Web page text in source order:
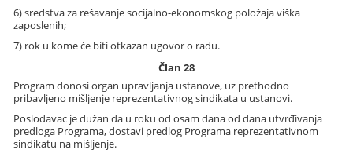
6) sredstva za rešavanje socijalno-ekonomskog položaja viška
zaposlenih;
7) rok u kome će biti otkazan ugovor o radu.
Član 28
Program donosi organ upravljanja ustanove, uz prethodno
pribavljeno mišljenje reprezentativnog sindikata u ustanovi.
Poslodavac je dužan da u roku od osam dana od dana utvrđivanja
predloga Programa, dostavi predlog Programa reprezentativnom
sindikatu na mišljenje.